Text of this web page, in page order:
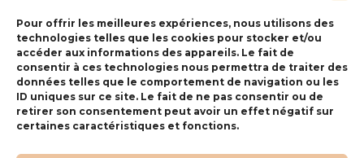
Pour offrir les meilleures expériences, nous utilisons des
technologies telles que les cookies pour stocker et/ou
accéder aux informations des appareils. Le fait de
consentir à ces technologies nous permettra de traiter des
données telles que le comportement de navigation ou les
ID uniques sur ce site. Le fait de ne pas consentir ou de
retirer son consentement peut avoir un effet négatif sur
certaines caractéristiques et fonctions.
bbsmarine@bbs-
marine.fr
Fixe:04 27 50 24 50
Mobile:06 69 44 48 83